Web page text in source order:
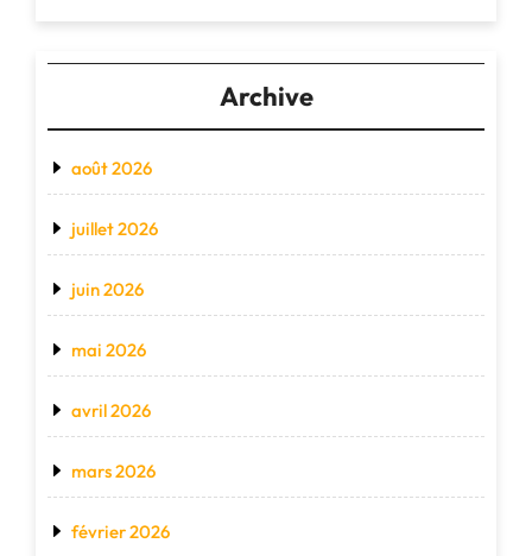
Archive
août 2026
juillet 2026
juin 2026
mai 2026
avril 2026
mars 2026
février 2026